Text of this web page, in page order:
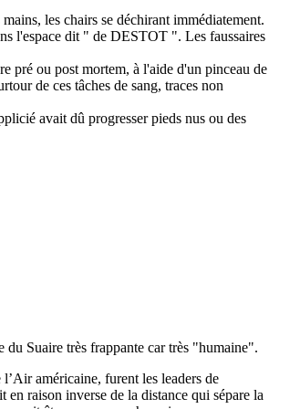
les chairs se déchirant immédiatement.
l'espace dit " de DESTOT ". Les faussaires
pré ou post mortem, à l'aide d'un pinceau de
de ces tâches de sang, traces non
avait dû progresser pieds nus ou des
Suaire très frappante car très "humaine".
américaine, furent les leaders de
raison inverse de la distance qui sépare la